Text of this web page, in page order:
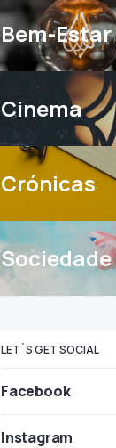
Bem-Estar
Cinema
Crónicas
Sociedade
LET`S GET SOCIAL
Facebook
Instagram